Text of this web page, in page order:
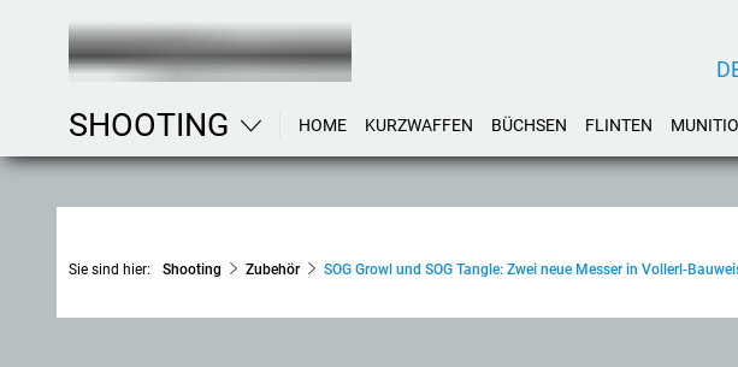
SHOOTING HOME KURZWAFFEN BÜCHSEN FLINTEN
Sie sind hier: Shooting Zubehör SOG Growl und SOG Tangle: Zwei neue Messer in Vollerl-